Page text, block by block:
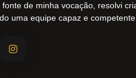
de minha vocação, resolvi
uma equipe capaz e